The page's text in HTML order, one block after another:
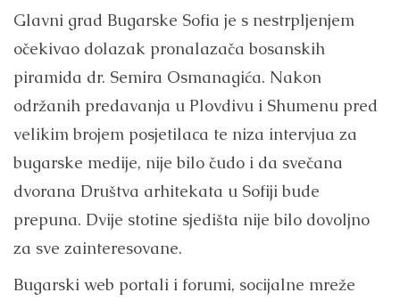
Glavni grad Bugarske Sofia je s nestrpljenjem
očekivao dolazak pronalazača bosanskih
piramida dr. Semira Osmanagića. Nakon
održanih predavanja u Plovdivu i Shumenu pred
velikim brojem posjetilaca te niza intervjua za
bugarske medije, nije bilo čudo i da svečana
dvorana Društva arhitekata u Sofiji bude
prepuna. Dvije stotine sjedišta nije bilo dovoljno
za sve zainteresovane.
Bugarski web portali i forumi, socijalne mreže